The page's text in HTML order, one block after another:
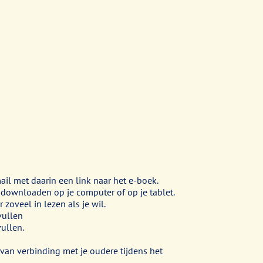
met daarin een link naar het e-boek.
op je computer of op je tablet.
zoveel in lezen als je wil.
verbinding met je oudere tijdens het